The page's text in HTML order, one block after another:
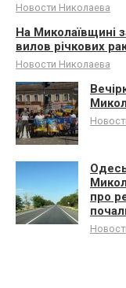
Новости Николаева
На Миколаївщині
вилов річкових
Новости Николаева
про